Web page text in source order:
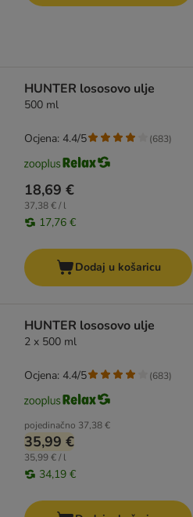
HUNTER lososovo ulje
500 ml
18,69 €
37,38 € / l
17,76 €
Ocjena: 4.4/5 (683)
Dodaj u košaricu
HUNTER lososovo ulje
2 x 500 ml
pojedinačno 37,38 €
35,99 €
35,99 € / l
34,19 €
Ocjena: 4.4/5 (683)